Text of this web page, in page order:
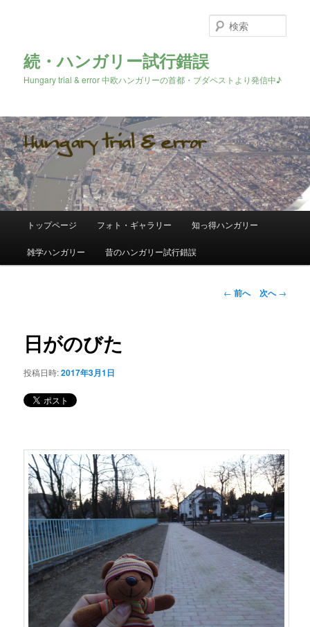
続・ハンガリー試行錯誤
Hungary trial & error 中欧ハンガリーの首都・ブダペストより発信中♪
索
メ
メ
イ
ン
テ
ン
へ
移
動
トップページ フォト・ギャラリー 知っ得ハンガリー
雑学ハンガリー 昔のハンガリー試行錯誤
投
← 前へ 次へ→
日がのびた
投稿日時:2017年3月1日